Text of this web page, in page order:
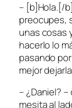
– [b]Hola.[/
preocupes,
unas cosas
hacerlo lo
pasando
mejor
– ¿Daniel?
mesita al